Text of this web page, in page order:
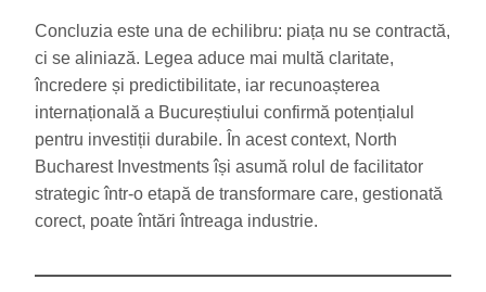
Concluzia este una de echilibru: piața nu se contractă,
ci se aliniază. Legea aduce mai multă claritate,
încredere și predictibilitate, iar recunoașterea
internațională a Bucureștiului confirmă potențialul
pentru investiții durabile. În acest context, North
Bucharest Investments își asumă rolul de facilitator
strategic într-o etapă de transformare care, gestionată
corect, poate întări întreaga industrie.